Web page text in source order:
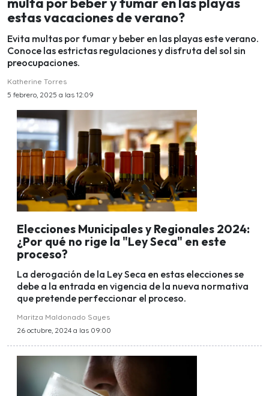
estas vacaciones de verano?
Evita multas por fumar y beber en las playas este verano.
Conoce las estrictas regulaciones y disfruta del sol sin
preocupaciones.
Katherine Torres
5 febrero, 2025 a las 12:09
Elecciones Municipales y Regionales 2024:
¿Por qué no rige la "Ley Seca" en este
proceso?
La derogación de la Ley Seca en estas elecciones se
debe a la entrada en vigencia de la nueva normativa
que pretende perfeccionar el proceso.
Maritza Maldonado Sayes
26 octubre, 2024 a las 09:00